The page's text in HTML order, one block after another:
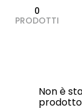
0
PRODOTTI
Non è
prodotto